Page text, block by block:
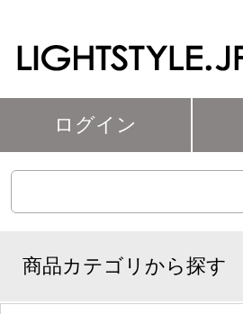
ログイン
商品カテゴリから探す